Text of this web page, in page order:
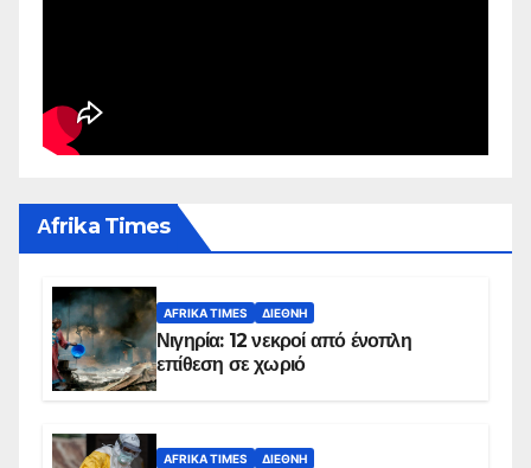
Αfrika Times
AFRIKA TIMES ΔΙΕΘΝΉ
Νιγηρία: 12 νεκροί από ένοπλη
επίθεση σε χωριό
AFRIKA TIMES ΔΙΕΘΝΉ